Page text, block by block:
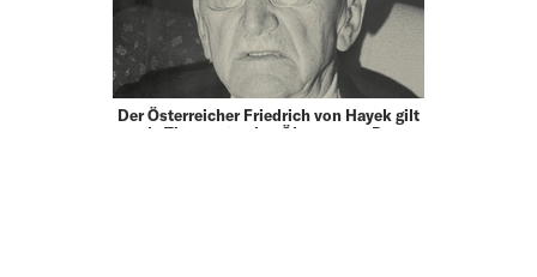
Der Österreicher Friedrich von Hayek gilt
als Titan unter den Ökonomen. Der